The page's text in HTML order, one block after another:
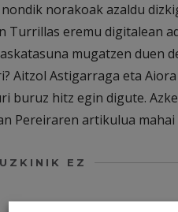
norakoak azaldu
Turrillas eremu digitalean
mugatzen duen
Aitzol Astigarraga eta
hitz egin digute.
Pereiraren artikulua
EZ